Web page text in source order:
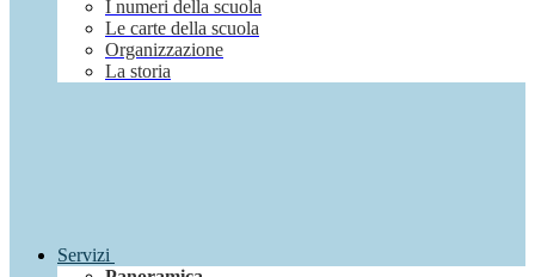
I numeri della scuola
Le carte della scuola
Organizzazione
La storia
Servizi